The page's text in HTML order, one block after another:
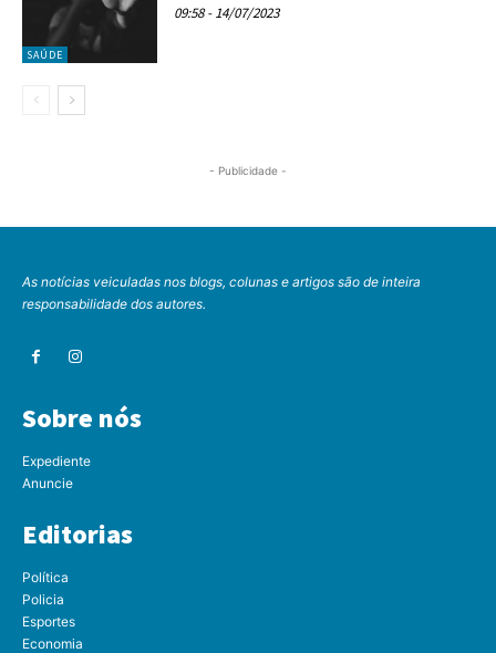
SAÚDE
09:58 - 14/07/2023
- Publicidade -
As notícias veiculadas nos blogs, colunas e artigos são de inteira
responsabilidade dos autores.
Sobre nós
Expediente
Anuncie
Editorias
Política
Policia
Esportes
Economia